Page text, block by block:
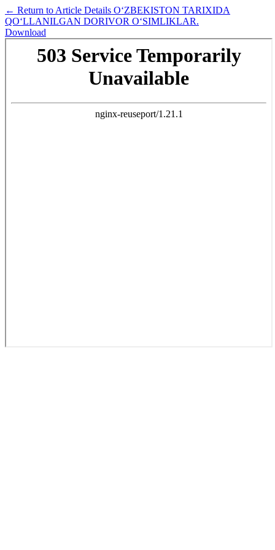
← Return to Article Details O‘ZBEKISTON TARIXIDA
QO‘LLANILGAN DORIVOR O‘SIMLIKLAR.
Download